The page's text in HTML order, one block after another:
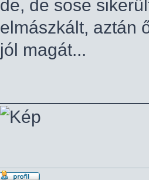
de, de sose
elmászkált, aztán
jól magát...